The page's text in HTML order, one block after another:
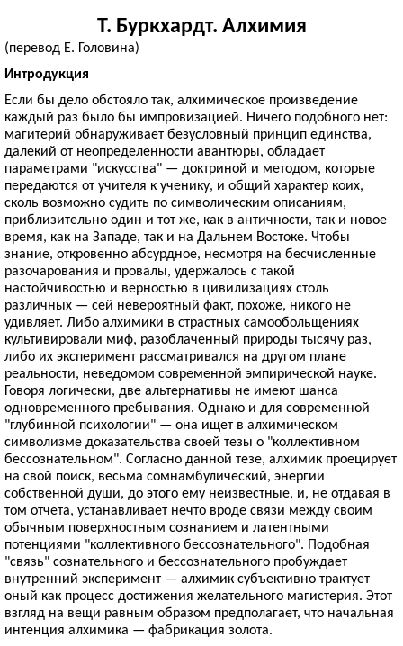
Т. Буркхардт. Алхимия
(перевод Е. Головина)
Интродукция
Если бы дело обстояло так, алхимическое произведение
каждый раз было бы импровизацией. Ничего подобного нет:
магитерий обнаруживает безусловный принцип единства,
далекий от неопределенности авантюры, обладает
параметрами "искусства" — доктриной и методом, которые
передаются от учителя к ученику, и общий характер коих,
сколь возможно судить по символическим описаниям,
приблизительно один и тот же, как в античности, так и новое
время, как на Западе, так и на Дальнем Востоке. Чтобы
знание, откровенно абсурдное, несмотря на бесчисленные
разочарования и провалы, удержалось с такой
настойчивостью и верностью в цивилизациях столь
различных — сей невероятный факт, похоже, никого не
удивляет. Либо алхимики в страстных самообольщениях
культивировали миф, разоблаченный природы тысячу раз,
либо их эксперимент рассматривался на другом плане
реальности, неведомом современной эмпирической науке.
Говоря логически, две альтернативы не имеют шанса
одновременного пребывания. Однако и для современной
"глубинной психологии" — она ищет в алхимическом
символизме доказательства своей тезы о "коллективном
бессознательном". Согласно данной тезе, алхимик проецирует
на свой поиск, весьма сомнамбулический, энергии
собственной души, до этого ему неизвестные, и, не отдавая в
том отчета, устанавливает нечто вроде связи между своим
обычным поверхностным сознанием и латентными
потенциями "коллективного бессознательного". Подобная
"связь" сознательного и бессознательного пробуждает
внутренний эксперимент — алхимик субъективно трактует
оный как процесс достижения желательного магистерия. Этот
взгляд на вещи равным образом предполагает, что начальная
интенция алхимика — фабрикация золота.